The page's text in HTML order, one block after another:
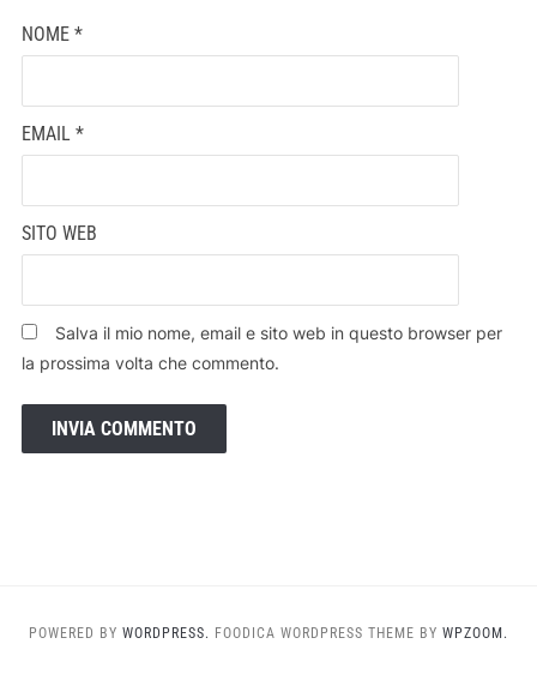
NOME *
EMAIL *
SITO WEB
Salva il mio nome, email e sito web in questo browser per
la prossima volta che commento.
POWERED BY WORDPRESS. FOODICA WORDPRESS THEME BY WPZOOM.